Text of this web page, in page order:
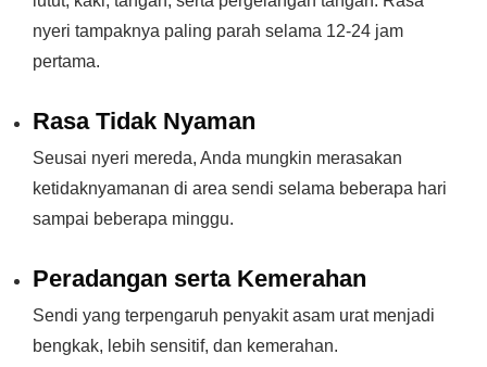
nyeri tampaknya paling parah selama 12-24 jam
pertama.
Rasa Tidak Nyaman
Seusai nyeri mereda, Anda mungkin merasakan
ketidaknyamanan di area sendi selama beberapa hari
sampai beberapa minggu.
Peradangan serta Kemerahan
Sendi yang terpengaruh penyakit asam urat menjadi
bengkak, lebih sensitif, dan kemerahan.